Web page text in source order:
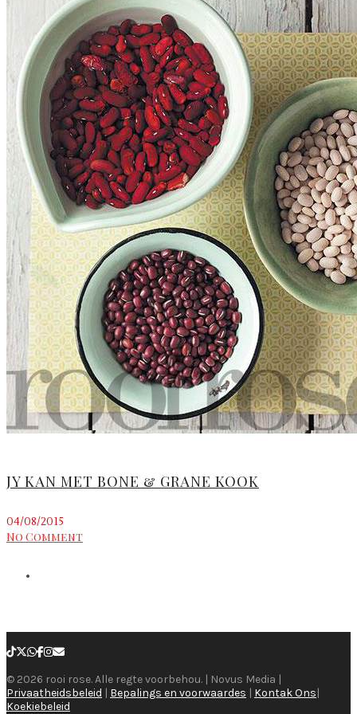
JY KAN MET BONE & GRANE KOOK
04/08/2015
No Comment
© 2026 rooi rose. Alle regte voorbehou. | Novus Media |
Privaatheidsbeleid | Bepalings en voorwaardes | Kontak Ons|
Koekiebeleid